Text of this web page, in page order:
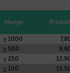
Menge Produkt
≥ 1000
≥ 500
≥ 250
≥ 100